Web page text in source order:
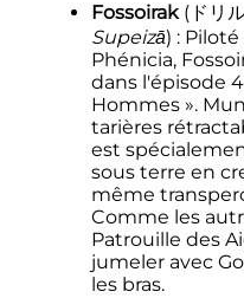
Fossoirak (ドリ
Supeizā) :
Phénicia,
dans l'épisode
Hommes ».
tarières
est
sous terre en
même
Comme les
Patrouille des
jumeler avec
les bras.